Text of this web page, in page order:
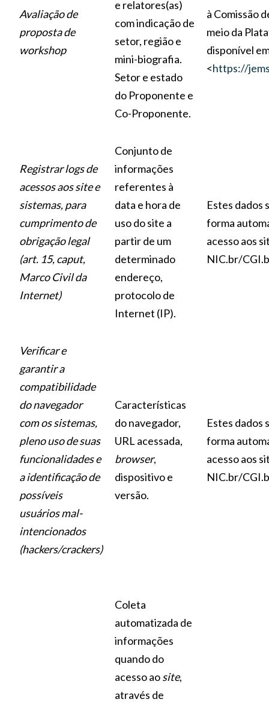
Avaliação de
proposta de
workshop
e relatores(as)
com indicação de
setor, região e
mini-biografia.
Setor e estado
do Proponente e
Co-Proponente.
à Comissão
meio da
disponível
<https://
Registrar logs de
acessos aos site e
sistemas, para
cumprimento de
obrigação legal
(art. 15, caput,
Marco Civil da
Internet)
Conjunto de
informações
referentes à
data e hora de
uso do site a
partir de um
determinado
endereço,
protocolo de
Internet (IP).
Estes dados
forma
acesso aos
NIC.br/
Verificar e
garantir a
compatibilidade
do navegador
com os sistemas,
pleno uso de suas
funcionalidades e
a identificação de
possíveis
usuários mal-
intencionados
(hackers/crackers)
Características
do navegador,
URL acessada,
browser,
dispositivo e
versão.
Estes dados
forma
acesso aos
NIC.br/
Coleta
automatizada de
informações
quando do
acesso aosite,
através de